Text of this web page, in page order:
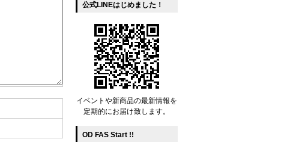
公式LINEはじめました！
イベントや新商品の最新情報を
定期的にお届け致します。
OD FAS Start !!